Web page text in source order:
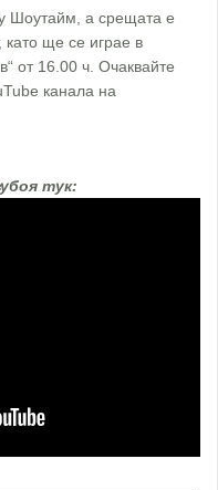
Шоутайм, а срещата е
ще се играе в
от 16.00 ч. Очаквайте
канала на
тук: